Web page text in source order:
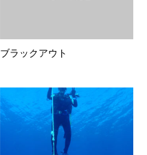
ブラックアウト